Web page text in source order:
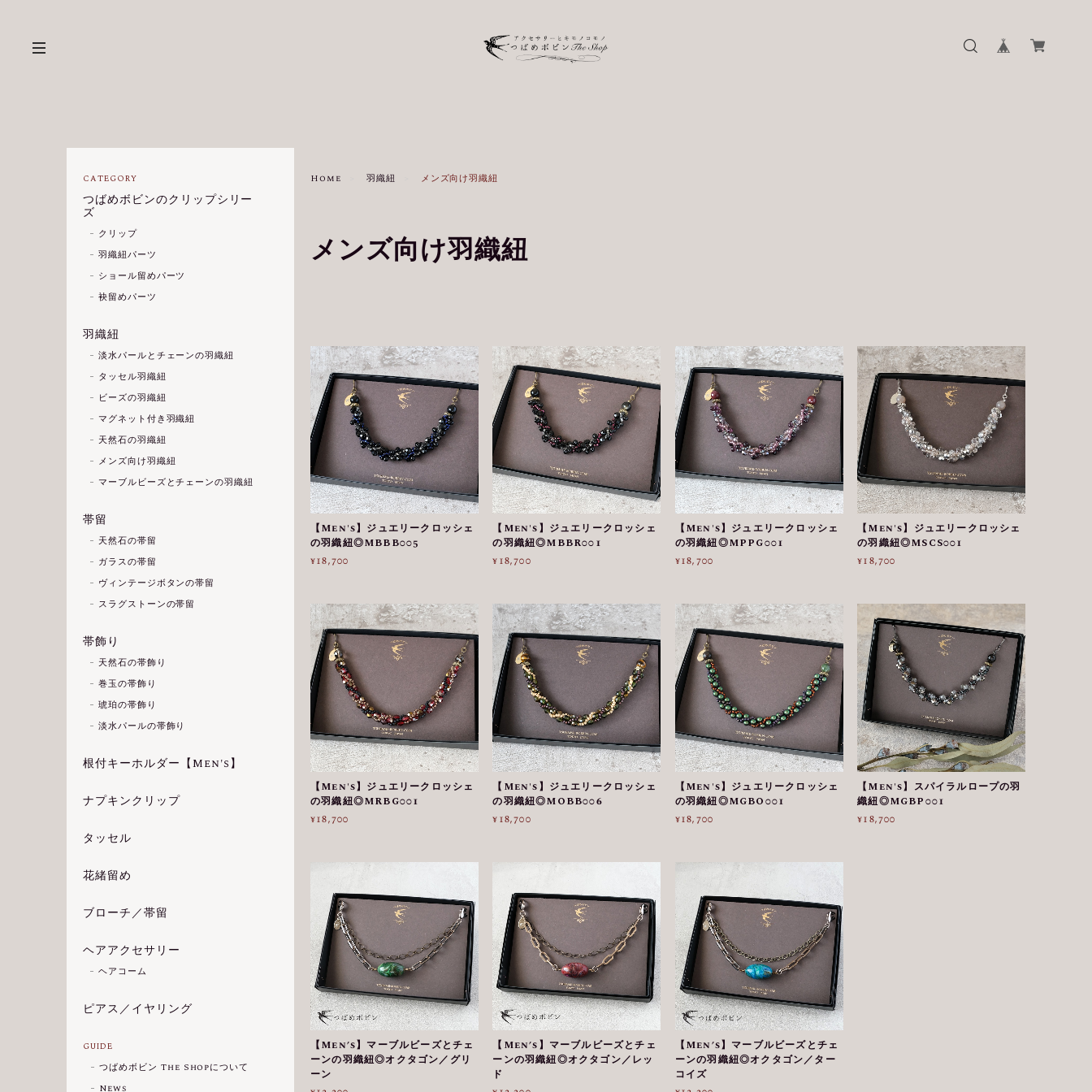
Home 羽織紐 メンズ向け羽織紐
メンズ向け羽織紐
【Men's】ジュエリークロッシェ
の羽織紐◎MBBB005
¥18,700
【Men's】ジュエリークロッシェ
の羽織紐◎MBBR001
¥18,700
【Men's】ジュエリークロッシェ
の羽織紐◎MPPG001
¥18,700
【Men's】ジュエリークロッシェ
の羽織紐◎MSCS001
¥18,700
【Men's】ジュエリークロッシェ
の羽織紐◎MRBG001
¥18,700
【Men's】ジュエリークロッシェ
の羽織紐◎MOBB006
¥18,700
【Men's】ジュエリークロッシェ
の羽織紐◎MGBO001
¥18,700
【Men's】スパイラルロープの羽
織紐◎MGBP001
¥18,700
【Men’s】マーブルビーズとチェ
ーンの羽織紐◎オクタゴン／グリ
ーン
【Men’s】マーブルビーズとチェ
ーンの羽織紐◎オクタゴン／レッ
ド
【Men’s】マーブルビーズとチェ
ーンの羽織紐◎オクタゴン／ター
コイズ
CATEGORY
つばめボビンのクリップシリー
ズ
クリップ
羽織紐パーツ
ショール留めパーツ
袂留めパーツ
羽織紐
淡水パールとチェーンの羽織紐
タッセル羽織紐
ビーズの羽織紐
マグネット付き羽織紐
天然石の羽織紐
メンズ向け羽織紐
マーブルビーズとチェーンの羽織紐
帯留
天然石の帯留
ガラスの帯留
ヴィンテージボタンの帯留
スラグストーンの帯留
帯飾り
天然石の帯飾り
巻玉の帯飾り
琥珀の帯飾り
淡水パールの帯飾り
根付キーホルダー【Men's】
ナプキンクリップ
タッセル
花緒留め
ブローチ／帯留
ヘアアクセサリー
ヘアコーム
ピアス／イヤリング
GUIDE
つばめボビン The Shopについて
News